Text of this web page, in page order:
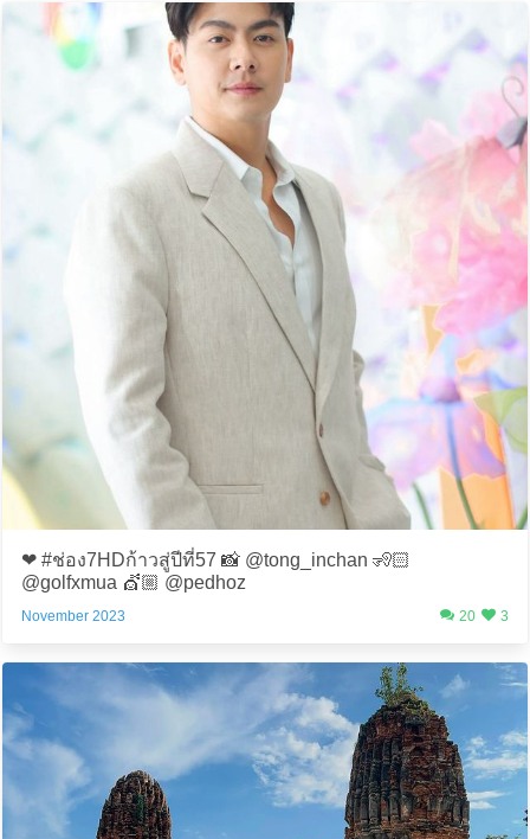
❤️ #ช่อง7HDก้าวสู่ปีที่57 📸 @tong_inchan 🧏🏻
@golfxmua 💇🏼 @pedhoz
November 2023 20 3